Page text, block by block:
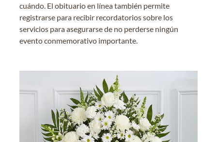
cuándo. El obituario en línea también permite
registrarse para recibir recordatorios sobre los
servicios para asegurarse de no perderse ningún
evento conmemorativo importante.